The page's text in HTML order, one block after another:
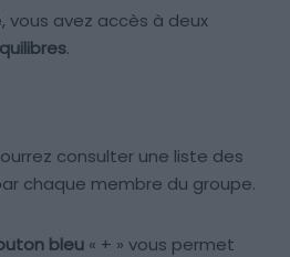
vous avez accès à deux
.
consulter une liste des
chaque membre du groupe.
bleu « + » vous permet